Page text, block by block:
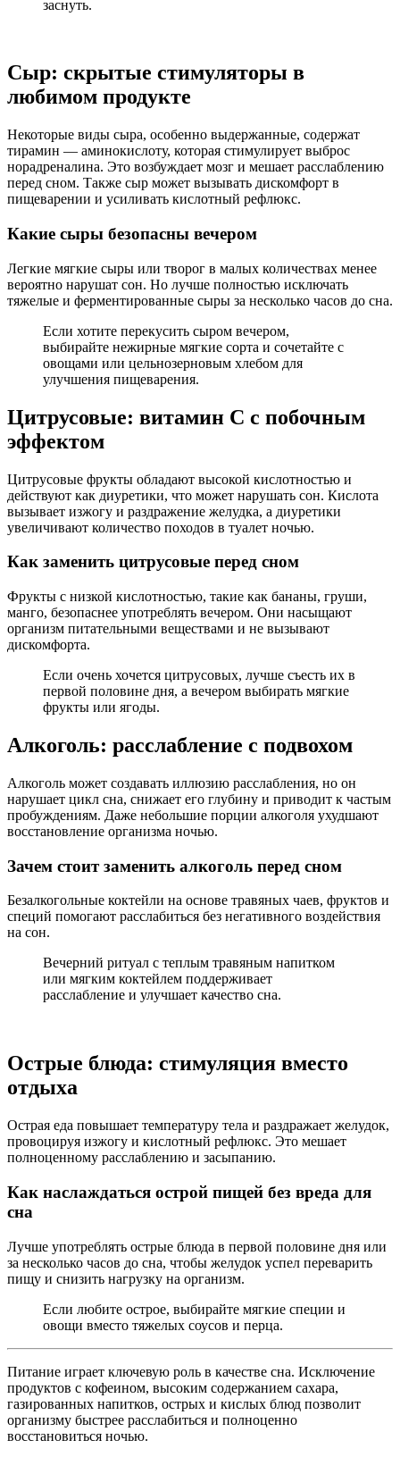
заснуть.
Сыр: скрытые стимуляторы в
любимом продукте
Некоторые виды сыра, особенно выдержанные, содержат
тирамин — аминокислоту, которая стимулирует выброс
норадреналина. Это возбуждает мозг и мешает расслаблению
перед сном. Также сыр может вызывать дискомфорт в
пищеварении и усиливать кислотный рефлюкс.
Какие сыры безопасны вечером
Легкие мягкие сыры или творог в малых количествах менее
вероятно нарушат сон. Но лучше полностью исключать
тяжелые и ферментированные сыры за несколько часов до сна.
Если хотите перекусить сыром вечером,
выбирайте нежирные мягкие сорта и сочетайте с
овощами или цельнозерновым хлебом для
улучшения пищеварения.
Цитрусовые: витамин C с побочным
эффектом
Цитрусовые фрукты обладают высокой кислотностью и
действуют как диуретики, что может нарушать сон. Кислота
вызывает изжогу и раздражение желудка, а диуретики
увеличивают количество походов в туалет ночью.
Как заменить цитрусовые перед сном
Фрукты с низкой кислотностью, такие как бананы, груши,
манго, безопаснее употреблять вечером. Они насыщают
организм питательными веществами и не вызывают
дискомфорта.
Если очень хочется цитрусовых, лучше съесть их в
первой половине дня, а вечером выбирать мягкие
фрукты или ягоды.
Алкоголь: расслабление с подвохом
Алкоголь может создавать иллюзию расслабления, но он
нарушает цикл сна, снижает его глубину и приводит к частым
пробуждениям. Даже небольшие порции алкоголя ухудшают
восстановление организма ночью.
Зачем стоит заменить алкоголь перед сном
Безалкогольные коктейли на основе травяных чаев, фруктов и
специй помогают расслабиться без негативного воздействия
на сон.
Вечерний ритуал с теплым травяным напитком
или мягким коктейлем поддерживает
расслабление и улучшает качество сна.
Острые блюда: стимуляция вместо
отдыха
Острая еда повышает температуру тела и раздражает желудок,
провоцируя изжогу и кислотный рефлюкс. Это мешает
полноценному расслаблению и засыпанию.
Как наслаждаться острой пищей без вреда для
сна
Лучше употреблять острые блюда в первой половине дня или
за несколько часов до сна, чтобы желудок успел переварить
пищу и снизить нагрузку на организм.
Если любите острое, выбирайте мягкие специи и
овощи вместо тяжелых соусов и перца.
Питание играет ключевую роль в качестве сна. Исключение
продуктов с кофеином, высоким содержанием сахара,
газированных напитков, острых и кислых блюд позволит
организму быстрее расслабиться и полноценно
восстановиться ночью.